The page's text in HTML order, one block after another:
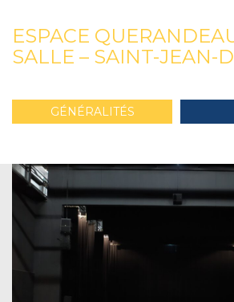
ESPACE
SALLE – SAINT-JEAN-
GÉNÉRALITÉS